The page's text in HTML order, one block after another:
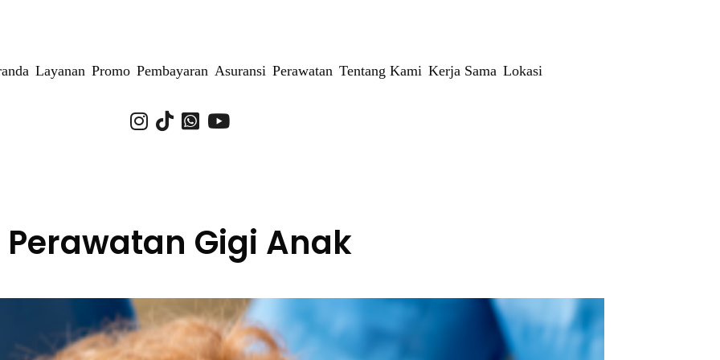
Layanan Promo Pembayaran Asuransi Perawatan Tentang Kami Kerja Sama Lokasi
Perawatan Gigi Anak